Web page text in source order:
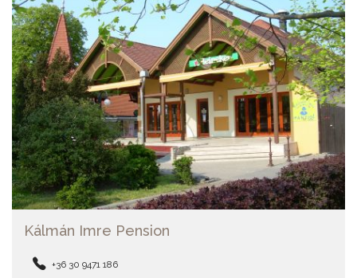
Kálmán Imre Pension
+36 30 9471 186